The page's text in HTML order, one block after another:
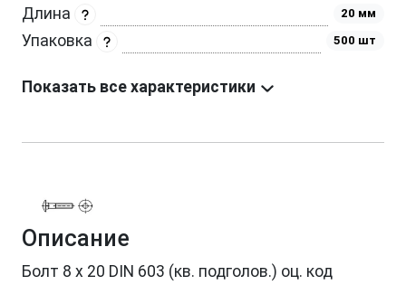
Длина 20 мм
Упаковка 500 шт
Показать все характеристики
Описание
Болт 8 х 20 DIN 603 (кв. подголов.) оц. код